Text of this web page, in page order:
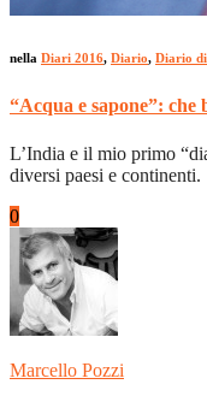
nella Diari 2016, Diario, Diario
“Acqua e sapone”: che
L’India e il mio primo
diversi paesi e continenti.
0
Marcello Pozzi